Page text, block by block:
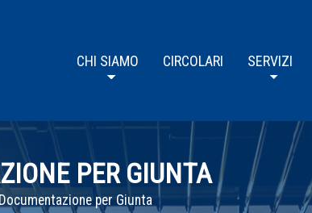
CHI SIAMO CIRCOLARI SERVIZI
PER GIUNTA
per Giunta